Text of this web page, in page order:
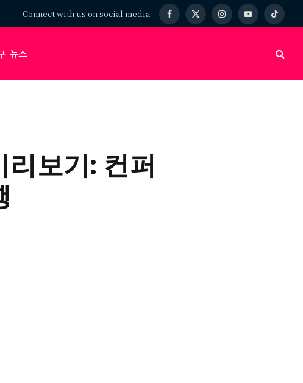
Connect with us on social media Facebook
X
InstagramYouTubeTikTok
뉴스
보기: 컨퍼